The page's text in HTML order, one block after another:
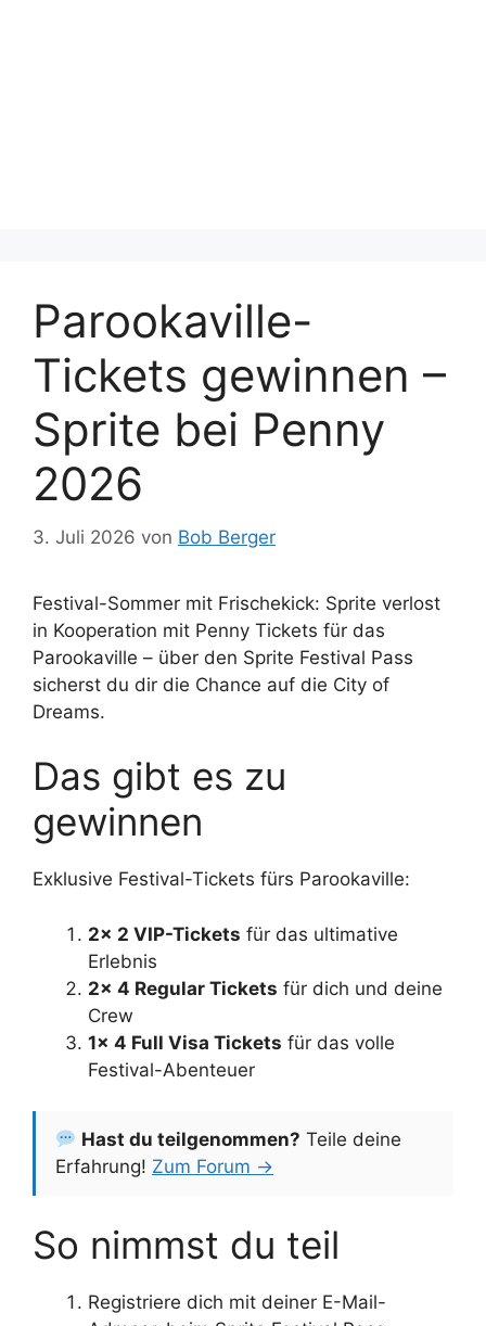
Parookaville-
Tickets gewinnen –
Sprite bei Penny
2026
3. Juli 2026 von Bob Berger
Festival-Sommer mit Frischekick: Sprite verlost
in Kooperation mit Penny Tickets für das
Parookaville – über den Sprite Festival Pass
sicherst du dir die Chance auf die City of
Dreams.
Das gibt es zu
gewinnen
Exklusive Festival-Tickets fürs Parookaville:
2× 2 VIP-Tickets für das ultimative
Erlebnis
2× 4 Regular Tickets für dich und deine
Crew
1× 4 Full Visa Tickets für das volle
Festival-Abenteuer
Hast du teilgenommen? Teile deine
Erfahrung! Zum Forum →
So nimmst du teil
Registriere dich mit deiner E-Mail-